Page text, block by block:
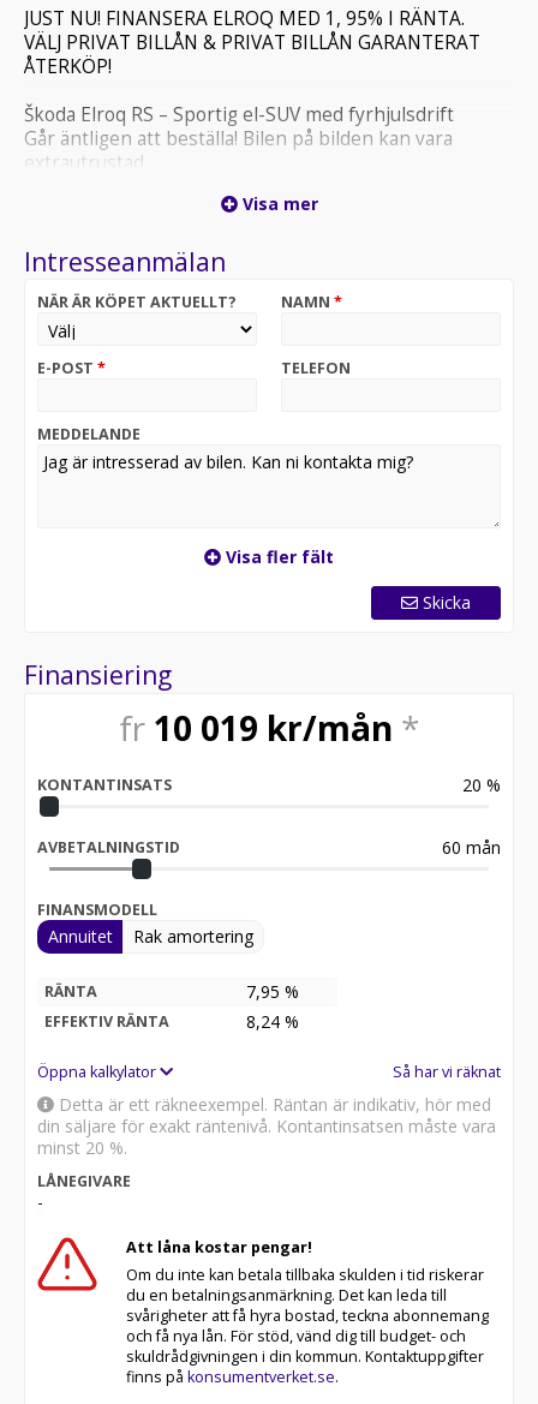
JUST NU! FINANSERA ELROQ MED 1, 95% I RÄNTA.
VÄLJ PRIVAT BILLÅN & PRIVAT BILLÅN GARANTERAT
ÅTERKÖP!
Škoda Elroq RS – Sportig el-SUV med fyrhjulsdrift
Går äntligen att beställa! Bilen på bilden kan vara
extrautrustad.
* 84 kWh batteri
* 0–100 km/h på 5, 4 sekunder
* Sänkt sportchassi
* Modern Solid-designspråk
Varmt välkommen till Skoda Sätra för mer information.
Öppettider:
Visa mer
Intresseanmälan
NÄR ÄR KÖPET AKTUELLT? NAMN *
E-POST * TELEFON
MEDDELANDE
Visa fler fält
Skicka
Finansiering
fr 10 019 kr/mån *
KONTANTINSATS 20 %
AVBETALNINGSTID 60 mån
FINANSMODELL
Annuitet Rak amortering
RÄNTA 7,95 %
EFFEKTIV RÄNTA 8,24 %
Öppna kalkylator Så har vi räknat
Detta är ett räkneexempel. Räntan är indikativ, hör med
din säljare för exakt räntenivå. Kontantinsatsen måste vara
minst 20 %.
LÅNEGIVARE
-
Att låna kostar pengar!
Om du inte kan betala tillbaka skulden i tid riskerar
du en betalningsanmärkning. Det kan leda till
svårigheter att få hyra bostad, teckna abonnemang
och få nya lån. För stöd, vänd dig till budget- och
skuldrådgivningen i din kommun. Kontaktuppgifter
finns på konsumentverket.se.